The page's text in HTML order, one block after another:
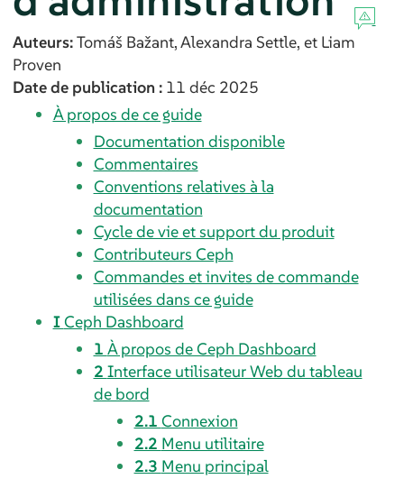
Auteurs:Tomáš Bažant,Alexandra Settle, et Liam
Proven
Date de publication : 11 déc 2025
À propos de ce guide
Documentation disponible
Commentaires
Conventions relatives à la
documentation
Cycle de vie et support du produit
Contributeurs Ceph
Commandes et invites de commande
utilisées dans ce guide
ICeph Dashboard
1 À propos de Ceph Dashboard
2 Interface utilisateur Web du tableau
de bord
2.1 Connexion
2.2 Menu utilitaire
2.3 Menu principal